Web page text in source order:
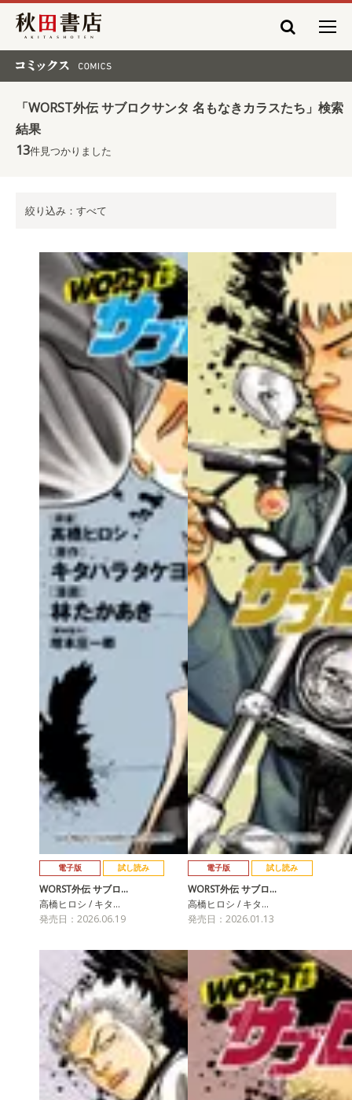
秋田書店
「WORST外伝 サブロクサンタ 名もなきカラスたち」検索
結果
13件見つかりました
絞り込み：すべて
電子版 試し読み
WORST外伝 サブロ…
高橋ヒロシ / キタ…
発売日：2026.06.19
電子版 試し読み
WORST外伝 サブロ…
高橋ヒロシ / キタ…
発売日：2026.01.13